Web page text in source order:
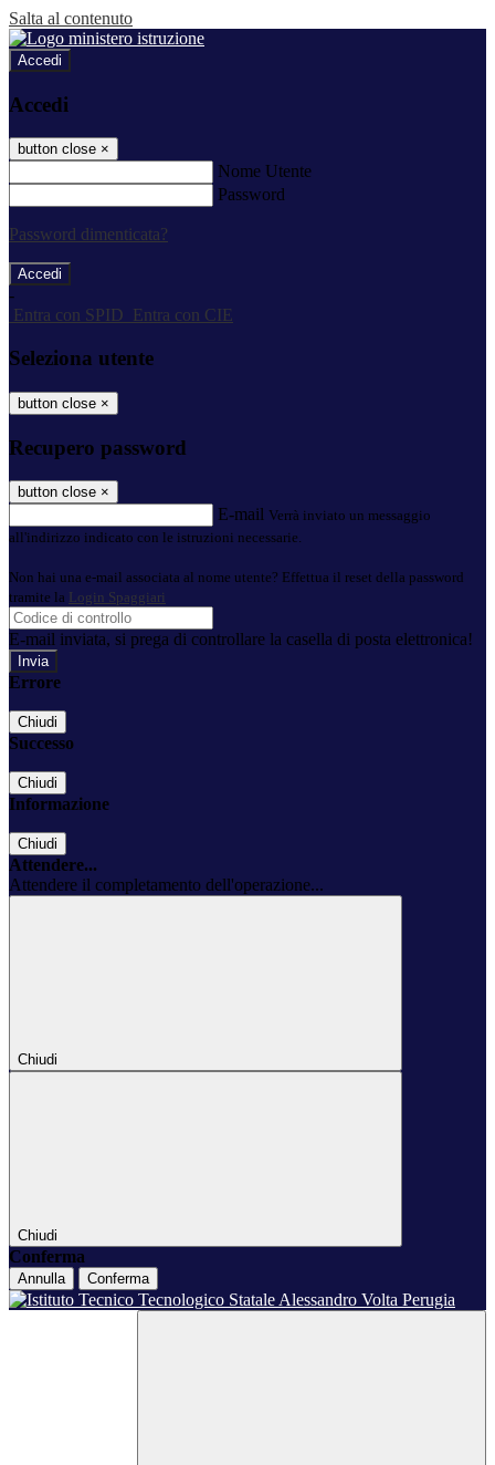
Salta al contenuto
Accedi
Accedi
button close ×
Nome Utente
Password
Password dimenticata?
-
Entra con SPID
Entra con CIE
Seleziona utente
button close ×
Recupero password
button close ×
E-mail Verrà inviato un messaggio
all'indirizzo indicato con le istruzioni necessarie.
Non hai una e-mail associata al nome utente? Effettua il reset della password
tramite la Login Spaggiari
E-mail inviata, si prega di controllare la casella di posta elettronica!
Errore
Chiudi
Successo
Chiudi
Informazione
Chiudi
Attendere...
Attendere il completamento dell'operazione...
Chiudi
Chiudi
Conferma
Annulla Conferma